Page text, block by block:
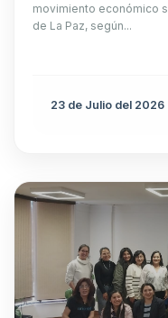
movimiento económico
de La Paz, según...
23 de Julio del 2026